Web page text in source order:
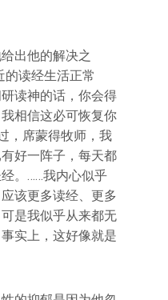
出他的解决之
的读经生活正常
读神的话，你会得
相信这必可恢复你
，席蒙得牧师，我
好一阵子，每天都
。……我内心似乎
该更多读经、更多
是我似乎从来都无
实上，这好像就是